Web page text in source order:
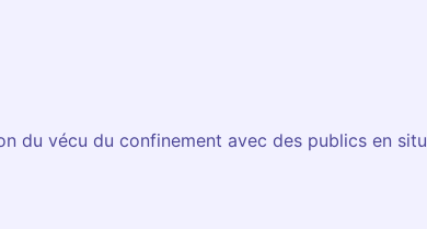
du vécu du confinement avec des publics en